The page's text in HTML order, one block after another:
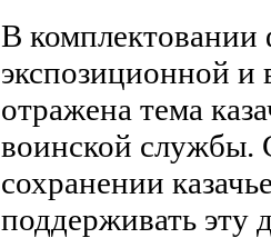
В комплектовании
экспозиционной и
отражена тема
воинской службы.
сохранении
поддерживать